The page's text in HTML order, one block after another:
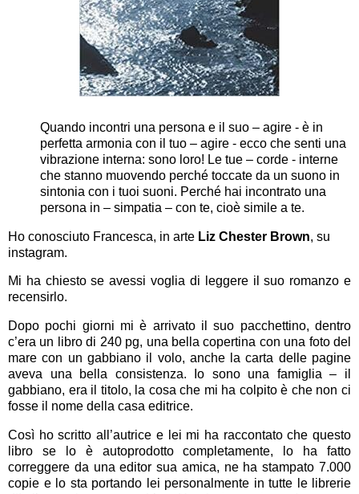
Quando incontri una persona e il suo – agire - è in
perfetta armonia con il tuo – agire - ecco che senti una
vibrazione interna: sono loro! Le tue – corde - interne
che stanno muovendo perché toccate da un suono in
sintonia con i tuoi suoni. Perché hai incontrato una
persona in – simpatia – con te, cioè simile a te.
Ho conosciuto Francesca, in arte Liz Chester Brown, su
instagram.
Mi ha chiesto se avessi voglia di leggere il suo romanzo e
recensirlo.
Dopo pochi giorni mi è arrivato il suo pacchettino, dentro
c’era un libro di 240 pg, una bella copertina con una foto del
mare con un gabbiano il volo, anche la carta delle pagine
aveva una bella consistenza. Io sono una famiglia – il
gabbiano, era il titolo, la cosa che mi ha colpito è che non ci
fosse il nome della casa editrice.
Così ho scritto all’autrice e lei mi ha raccontato che questo
libro se lo è autoprodotto completamente, lo ha fatto
correggere da una editor sua amica, ne ha stampato 7.000
copie e lo sta portando lei personalmente in tutte le librerie